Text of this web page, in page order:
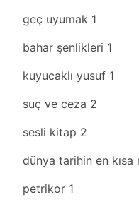
geç uyumak 1
bahar şenlikleri 1
kuyucaklı yusuf 1
suç ve ceza 2
sesli kitap 2
dünya tarihin en kısa
petrikor 1